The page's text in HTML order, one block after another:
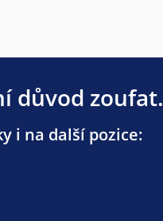
důvod zoufat.
i na další pozice: